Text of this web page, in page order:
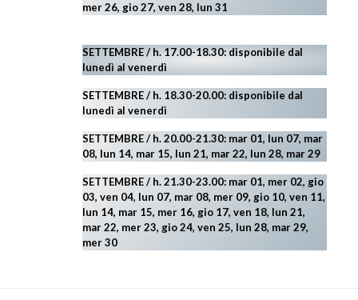
mer 26, gio 27, ven 28, lun 31
SETTEMBRE / h. 17.00-18.30: disponibile dal
lunedì al venerdì
SETTEMBRE / h. 18.30-20.00: disponibile dal
lunedì al venerdì
SETTEMBRE / h. 20.00-21.30: mar 01, lun 07, mar
08, lun 14, mar 15, lun 21, mar 22, lun 28, mar 29
SETTEMBRE / h. 21.30-23.00: mar 01, mer 02, gio
03, ven 04, lun 07, mar 08, mer 09, gio 10, ven 11,
lun 14, mar 15, mer 16, gio 17, ven 18, lun 21,
mar 22, mer 23, gio 24, ven 25, lun 28, mar 29,
mer 30